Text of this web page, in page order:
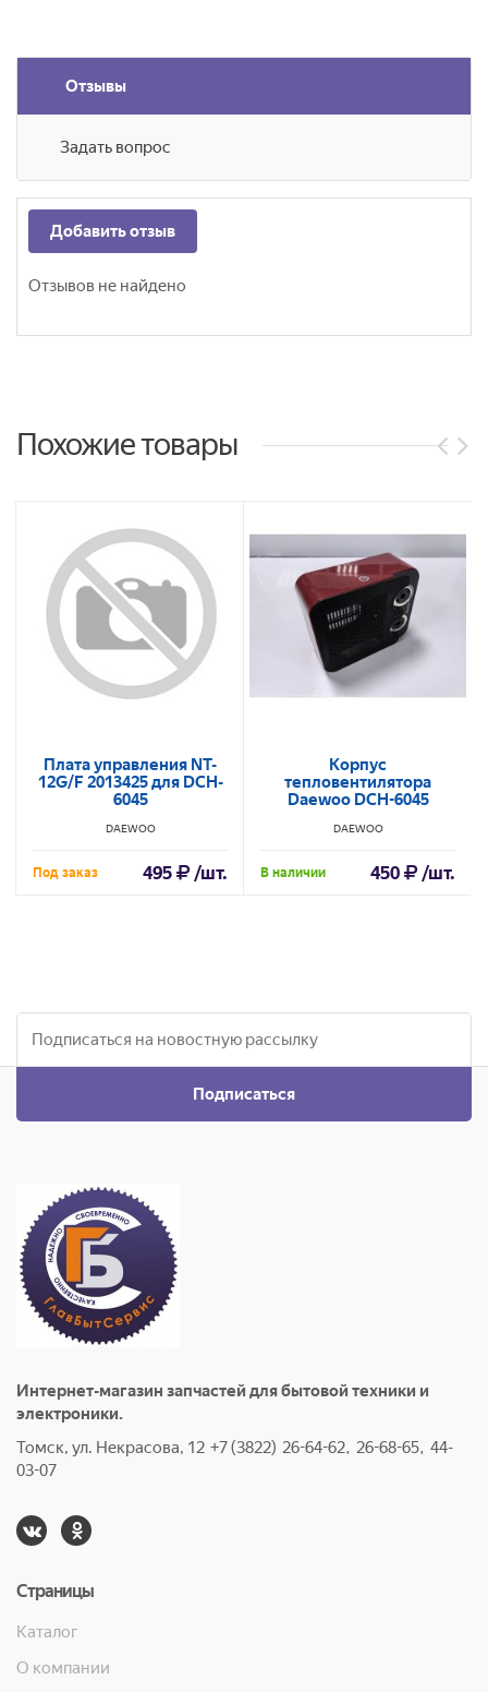
Отзывы
Задать вопрос
Добавить отзыв
Отзывов не найдено
Похожие товары
Плата управления NT-
12G/F 2013425 для DCH-
6045
DAEWOO
Под заказ 495 /шт.
Корпус
тепловентилятора
Daewoo DCH-6045
DAEWOO
В наличии 450 /шт.
Подписаться
Интернет-магазин запчастей для бытовой техники и
электроники.
Томск, ул. Некрасова, 12 +7 (3822) 26-64-62, 26-68-65, 44-
03-07
Страницы
Каталог
О компании